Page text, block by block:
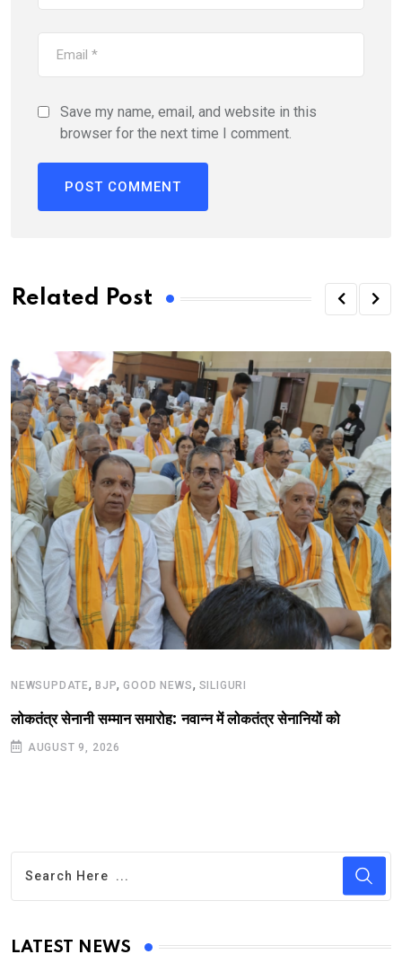
Save my name, email, and website in this
browser for the next time I comment.
Related Post
NEWSUPDATE, BJP,GOOD NEWS, SILIGURI
लोकतंत्र सेनानी सम्मान समारोह: नवान्न में लोकतंत्र सेनानियों को
AUGUST 9, 2026
LATEST NEWS